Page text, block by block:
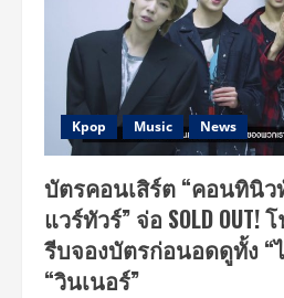
วันฯ
ชวน
อุ่น
เครื่อง
หนุ่ม
“วินเนอร์”
ก่อน
เจอ
เวอร์ชั่น
21
ต.ค.นี้
Kpop Music News
บัตรคอนเสิร์ต “คอนทินิว
แวร์ทัวร์” จ่อ SOLD
รีบจองบัตรก่อนอดดูทั้ง “
“วินเนอร์”